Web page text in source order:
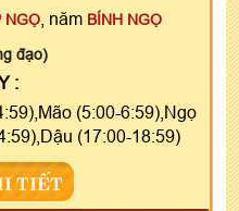
NGỌ , năm BÍNH NGỌ
đạo)
:
(5:00-6:59),Ngọ
(17:00-18:59)
TIẾT